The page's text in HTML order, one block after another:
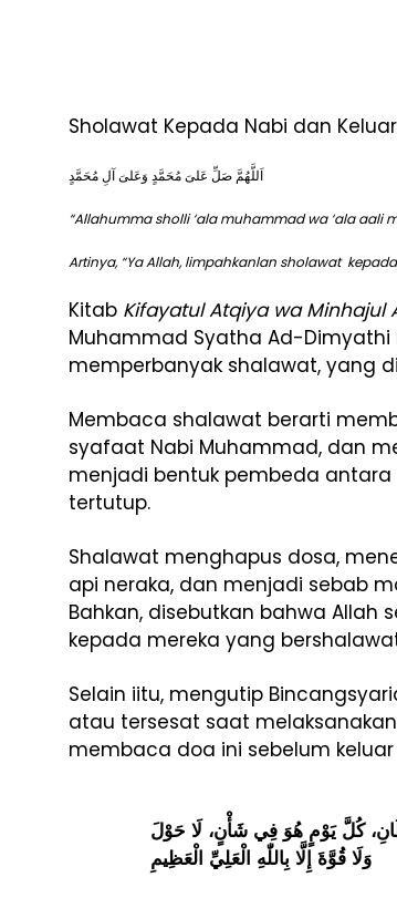
Sholawat Kepada Nabi dan
اَللَّهُمَّ صَلِّ عَلىَ مُحَمَّدٍ وَعَلىَ آلِ مُحَمَّدٍ
“Allahumma sholli ‘ala muhammad wa ‘ala aali
Artinya, “Ya Allah, limpahkanlan sholawat
Kitab Kifayatul Atqiya wa Minhajul
Muhammad Syatha Ad-
memperbanyak shalawat, yang
Membaca shalawat berarti
syafaat Nabi Muhammad, dan
menjadi bentuk pembeda
tertutup.
Shalawat menghapus dosa,
api neraka, dan menjadi sebab
Bahkan, disebutkan bahwa Allah
kepada mereka yang
Selain iitu, mengutip
atau tersesat saat
membaca doa ini sebelum
كُلَّ يَوْمٍ هُوَ فِي شَأْنٍ، لَا حَوْلَ
وَلَا قُوَّةَ إِلَّا بِاللّٰهِ الْعَلِيِّ الْعَظِيمِ